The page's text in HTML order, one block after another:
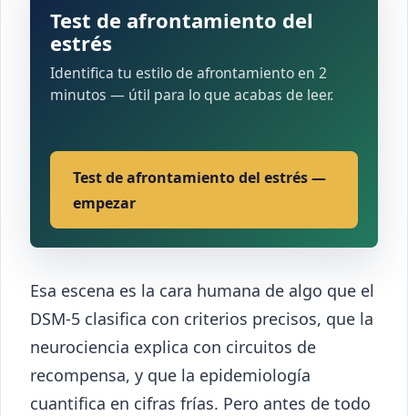
Test de afrontamiento del
estrés
Identifica tu estilo de afrontamiento en 2
minutos — útil para lo que acabas de leer.
Test de afrontamiento del estrés —
empezar
Esa escena es la cara humana de algo que el
DSM-5 clasifica con criterios precisos, que la
neurociencia explica con circuitos de
recompensa, y que la epidemiología
cuantifica en cifras frías. Pero antes de todo